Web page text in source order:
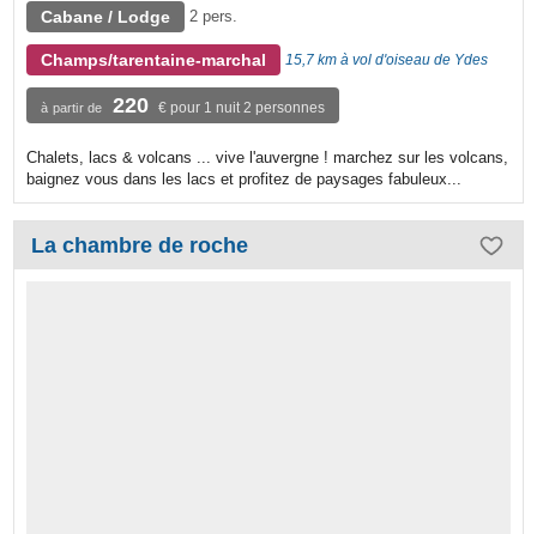
Cabane / Lodge 2 pers.
Champs/tarentaine-marchal 15,7 km à vol d'oiseau de Ydes
à partir de 220 € pour 1 nuit 2 personnes
Chalets, lacs & volcans ... vive l'auvergne ! marchez sur les volcans,
baignez vous dans les lacs et profitez de paysages fabuleux...
La chambre de roche